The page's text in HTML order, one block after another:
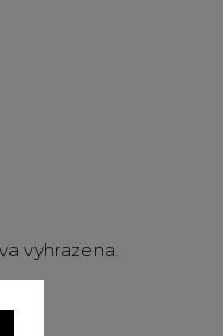
vyhrazena.